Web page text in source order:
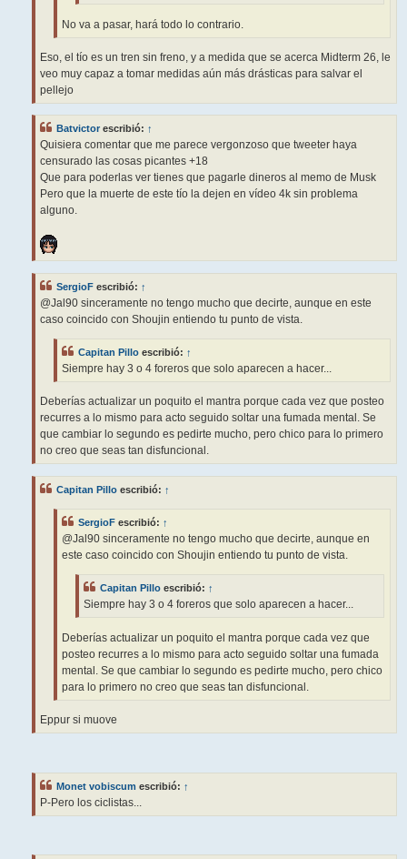
No va a pasar, hará todo lo contrario.
Eso, el tío es un tren sin freno, y a medida que se acerca Midterm 26, le
veo muy capaz a tomar medidas aún más drásticas para salvar el
pellejo
Batvictor escribió: ↑
Quisiera comentar que me parece vergonzoso que tweeter haya
censurado las cosas picantes +18
Que para poderlas ver tienes que pagarle dineros al memo de Musk
Pero que la muerte de este tío la dejen en vídeo 4k sin problema
alguno.
SergioF escribió: ↑
@Jal90 sinceramente no tengo mucho que decirte, aunque en este
caso coincido con Shoujin entiendo tu punto de vista.
Capitan Pillo escribió: ↑
Siempre hay 3 o 4 foreros que solo aparecen a hacer...
Deberías actualizar un poquito el mantra porque cada vez que posteo
recurres a lo mismo para acto seguido soltar una fumada mental. Se
que cambiar lo segundo es pedirte mucho, pero chico para lo primero
no creo que seas tan disfuncional.
Capitan Pillo escribió: ↑
SergioF escribió: ↑
@Jal90 sinceramente no tengo mucho que decirte, aunque en
este caso coincido con Shoujin entiendo tu punto de vista.
Capitan Pillo escribió: ↑
Siempre hay 3 o 4 foreros que solo aparecen a hacer...
Deberías actualizar un poquito el mantra porque cada vez que
posteo recurres a lo mismo para acto seguido soltar una fumada
mental. Se que cambiar lo segundo es pedirte mucho, pero chico
para lo primero no creo que seas tan disfuncional.
Eppur si muove
Monet vobiscum escribió: ↑
P-Pero los ciclistas...